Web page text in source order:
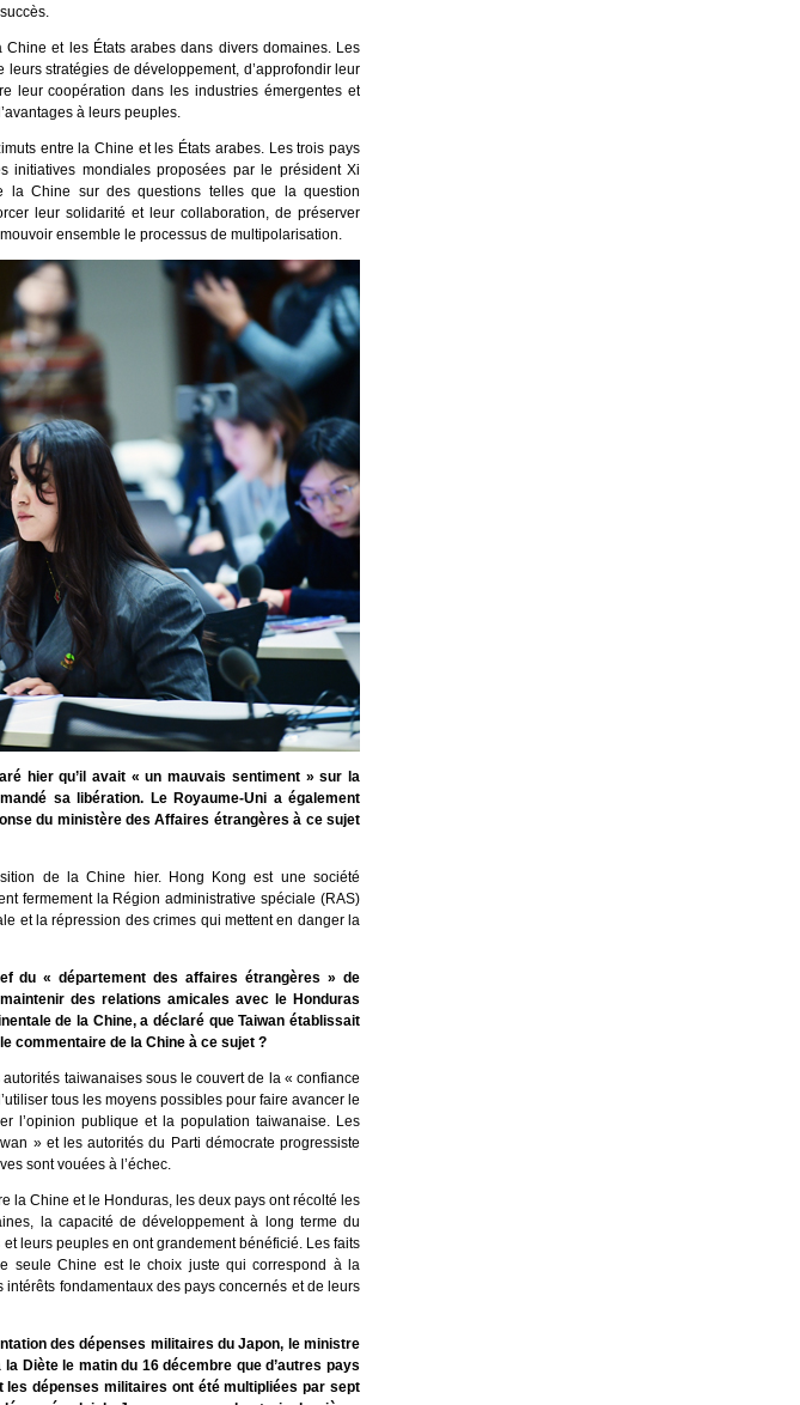
et les États arabes dans divers domaines. Les
stratégies de développement, d’approfondir leur
leur coopération dans les industries émergentes et
à leurs peuples.
entre la Chine et les États arabes. Les trois pays
initiatives mondiales proposées par le président Xi
Chine sur des questions telles que la question
leur solidarité et leur collaboration, de préserver
ensemble le processus de multipolarisation.
hier qu’il avait « un mauvais sentiment » sur la
sa libération. Le Royaume-Uni a également
du ministère des Affaires étrangères à ce sujet
de la Chine hier. Hong Kong est une société
fermement la Région administrative spéciale (RAS)
et la répression des crimes qui mettent en danger la
du « département des affaires étrangères » de
des relations amicales avec le Honduras
de la Chine, a déclaré que Taiwan établissait
commentaire de la Chine à ce sujet ?
taiwanaises sous le couvert de la « confiance
tous les moyens possibles pour faire avancer le
l’opinion publique et la population taiwanaise. Les
» et les autorités du Parti démocrate progressiste
sont vouées à l’échec.
la Chine et le Honduras, les deux pays ont récolté les
la capacité de développement à long terme du
leurs peuples en ont grandement bénéficié. Les faits
seule Chine est le choix juste qui correspond à la
fondamentaux des pays concernés et de leurs
des dépenses militaires du Japon, le ministre
Diète le matin du 16 décembre que d’autres pays
les dépenses militaires ont été multipliées par sept